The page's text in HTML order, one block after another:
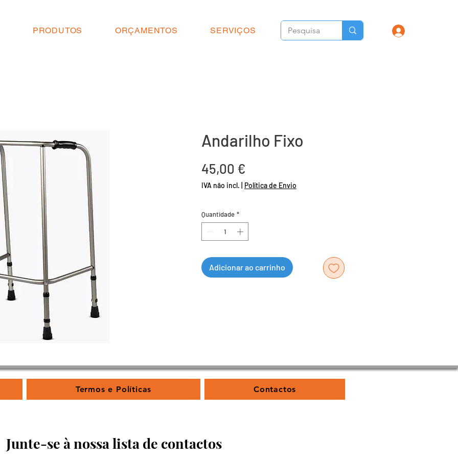
PRODUTOS ORÇAMENTOS SERVIÇOS
Andarilho Fixo
45,00 €
IVA não incl. Política de Envio
Quantidade *
Adicionar ao carrinho
Termos e Políticas Contactos
Junte-se à nossa lista de contactos